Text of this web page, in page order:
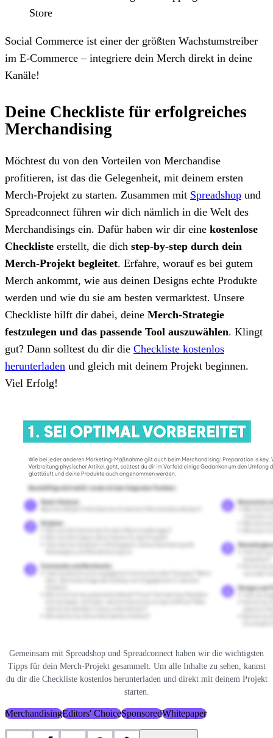
Store
Social Commerce ist einer der größten Wachstumstreiber
im E-Commerce – integriere dein Merch direkt in deine
Kanäle!
Deine Checkliste für erfolgreiches
Merchandising
Möchtest du von den Vorteilen von Merchandise
profitieren, ist das die Gelegenheit, mit deinem ersten
Merch-Projekt zu starten. Zusammen mit Spreadshop und
Spreadconnect führen wir dich nämlich in die Welt des
Merchandisings ein. Dafür haben wir dir eine kostenlose
Checkliste erstellt, die dich step-by-step durch dein
Merch-Projekt begleitet. Erfahre, worauf es bei gutem
Merch ankommt, wie aus deinen Designs echte Produkte
werden und wie du sie am besten vermarktest. Unsere
Checkliste hilft dir dabei, deine Merch-Strategie
festzulegen und das passende Tool auszuwählen. Klingt
gut? Dann solltest du dir die Checkliste kostenlos
herunterladen und gleich mit deinem Projekt beginnen.
Viel Erfolg!
Gemeinsam mit Spreadshop und Spreadconnect haben wir die wichtigsten
Tipps für dein Merch-Projekt gesammelt. Um alle Inhalte zu sehen, kannst
du dir die Checkliste kostenlos herunterladen und direkt mit deinem Projekt
starten.
MerchandisingEditors' ChoiceSponsoredWhitepaper